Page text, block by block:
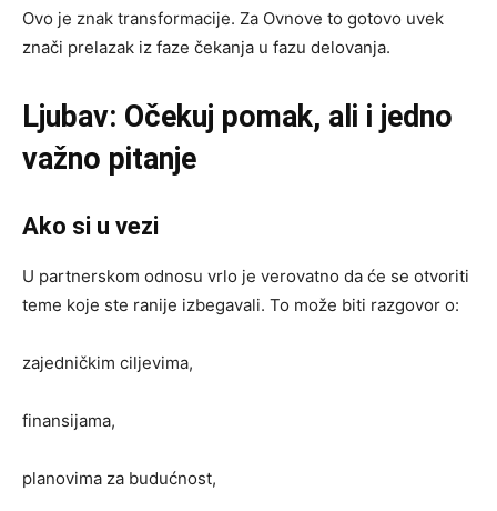
Ovo je znak transformacije. Za Ovnove to gotovo uvek
znači prelazak iz faze čekanja u fazu delovanja.
Ljubav: Očekuj pomak, ali i jedno
važno pitanje
Ako si u vezi
U partnerskom odnosu vrlo je verovatno da će se otvoriti
teme koje ste ranije izbegavali. To može biti razgovor o:
zajedničkim ciljevima,
finansijama,
planovima za budućnost,